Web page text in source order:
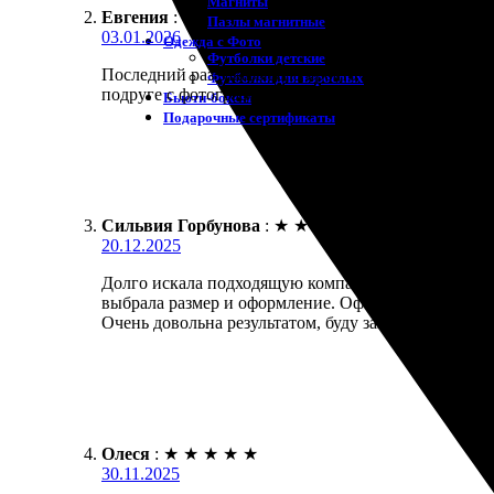
Пазлы магнитные
Одежда с Фото
Футболки детские
Футболки для взрослых
Бьюти-боксы
Подарочные сертификаты
Евгения :
03.01.2026
Последний раз заказывала просто срочную
подруге с фотографиями.
Сильвия Горбунова : ★ ★
20.12.2025
Долго искала подходящую компанию для печати
выбрала размер и оформление. Оформила заказ
Очень довольна результатом, буду заказывать ещё.
Олеся : ★ ★ ★ ★ ★
30.11.2025